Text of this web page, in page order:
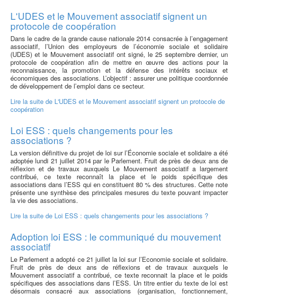
L'UDES et le Mouvement associatif signent un
protocole de coopération
Dans le cadre de la grande cause nationale 2014 consacrée à l’engagement
associatif, l’Union des employeurs de l’économie sociale et solidaire
(UDES) et le Mouvement associatif ont signé, le 25 septembre dernier, un
protocole de coopération afin de mettre en œuvre des actions pour la
reconnaissance, la promotion et la défense des intérêts sociaux et
économiques des associations. L’objectif : assurer une politique coordonnée
de développement de l’emploi dans ce secteur.
Lire la suite de L'UDES et le Mouvement associatif signent un protocole de
coopération
Loi ESS : quels changements pour les
associations ?
La version définitive du projet de loi sur l’Économie sociale et solidaire a été
adoptée lundi 21 juillet 2014 par le Parlement. Fruit de près de deux ans de
réflexion et de travaux auxquels Le Mouvement associatif a largement
contribué, ce texte reconnaît la place et le poids spécifique des
associations dans l’ESS qui en constituent 80 % des structures. Cette note
présente une synthèse des principales mesures du texte pouvant impacter
la vie des associations.
Lire la suite de Loi ESS : quels changements pour les associations ?
Adoption loi ESS : le communiqué du mouvement
associatif
Le Parlement a adopté ce 21 juillet la loi sur l’Economie sociale et solidaire.
Fruit de près de deux ans de réflexions et de travaux auxquels le
Mouvement associatif a contribué, ce texte reconnait la place et le poids
spécifiques des associations dans l’ESS. Un titre entier du texte de loi est
désormais consacré aux associations (organisation, fonctionnement,